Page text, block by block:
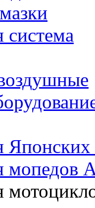
система
Японских
мопедов